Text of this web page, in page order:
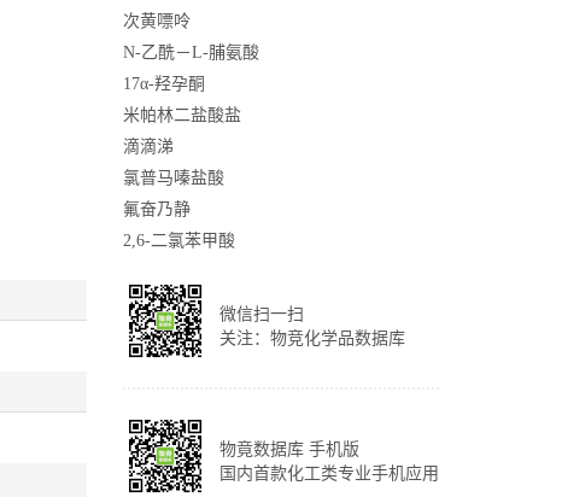
次黄嘌呤
N-乙酰－L-脯氨酸
17α-羟孕酮
米帕林二盐酸盐
滴滴涕
氯普马嗪盐酸
氟奋乃静
2,6-二氯苯甲酸
微信扫一扫
关注：物竞化学品数据库
物竟数据库 手机版
国内首款化工类专业手机应用